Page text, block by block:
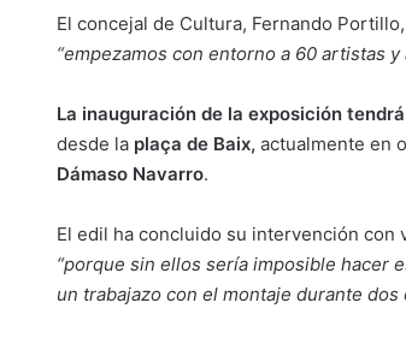
El concejal de Cultura, Fernando
“empezamos con entorno a 60 artistas
La inauguración de la exposición
desde la plaça de Baix, actualmente en
Dámaso Navarro.
El edil ha concluido su intervención con
“porque sin ellos sería imposible hacer
un trabajazo con el montaje durante dos